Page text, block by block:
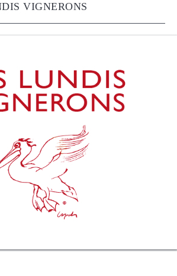
VIGNERONS